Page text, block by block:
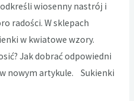
wiosenny nastrój i
radości. W sklepach
w kwiatowe wzory.
Jak dobrać odpowiedni
nowym artykule. Sukienki